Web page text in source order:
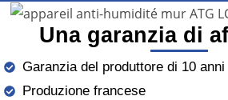
Una garanzia di
Garanzia del produttore di 10 anni
Produzione francese